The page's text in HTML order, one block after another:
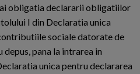
obligatia declararii obligatiilor
I din Declaratia unica
sociale datorate de
depus, pana la intrarea in
unica pentru declararea